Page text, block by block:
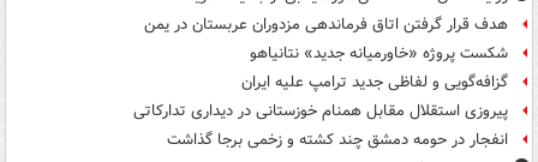
هدف قرار گرفتن اتاق‌ فرماندهی مزدوران عربستان در یمن
شکست پروژه «خاورمیانه جدید» نتانیاهو
گزافه‌گویی و لفاظی جدید ترامپ علیه ایران
پیروزی استقلال مقابل همنام خوزستانی در دیداری تدارکاتی
انفجار در حومه دمشق چند کشته و زخمی برجا گذاشت